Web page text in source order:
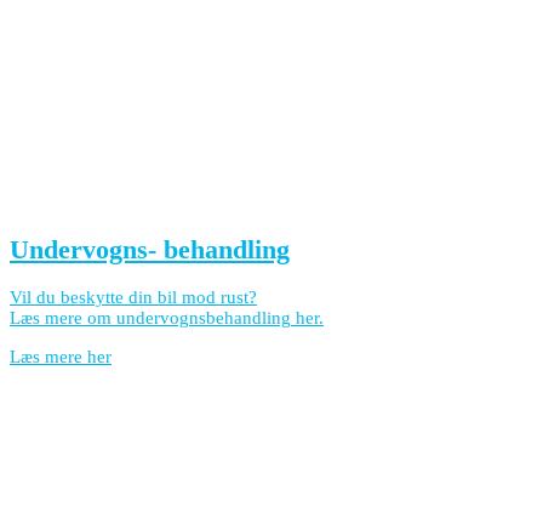
Undervogns- behandling
Vil du beskytte din bil mod rust?
Læs mere om undervognsbehandling her.
Læs mere her